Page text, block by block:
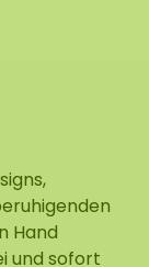
Hand
und sofort